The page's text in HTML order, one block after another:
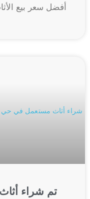
أفضل سعر بيع
تم شراء